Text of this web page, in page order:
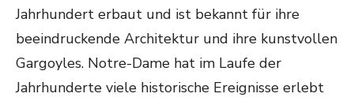
Jahrhundert erbaut und ist bekannt für ihre
beeindruckende Architektur und ihre kunstvollen
Gargoyles. Notre-Dame hat im Laufe der
Jahrhunderte viele historische Ereignisse erlebt